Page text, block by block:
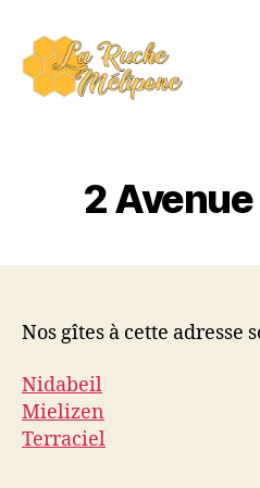
2
Nos gîtes à cette adresse
Nidabeil
Mielizen
Terraciel